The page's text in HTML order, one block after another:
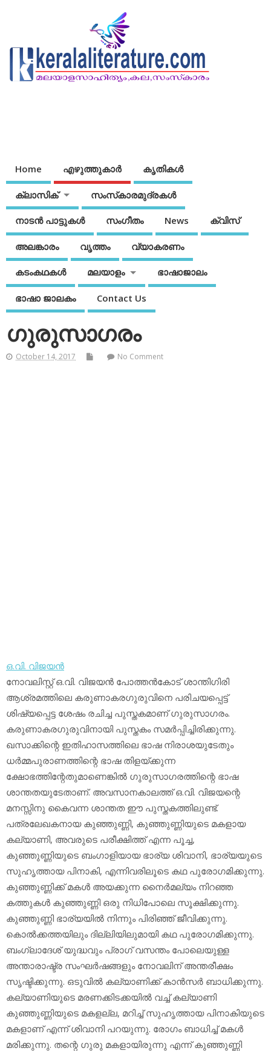
Home എഴുത്തുകാര്‍ കൃതികൾ
ക്ലാസിക് സംസ്‌കാരമുദ്രകള്‍
നാടന്‍ പാട്ടുകള്‍ സംഗീതം News ക്വിസ്
അലങ്കാരം വൃത്തം വ്യാകരണം
കടംകഥകള്‍ മലയാളം ഭാഷാജാലം
ഭാഷാ ജാലകം Contact Us
ഗുരുസാഗരം
October 14, 2017 No Comment
ഒ.വി. വിജയന്‍
നോവലിസ്റ്റ് ഒ.വി. വിജയന്‍ പോത്തന്‍കോട് ശാന്തിഗിരി
ആശ്രമത്തിലെ കരുണാകരഗുരുവിനെ പരിചയപ്പെട്ട്
ശിഷ്യപ്പെട്ട ശേഷം രചിച്ച പുസ്തകമാണ് ഗുരുസാഗരം.
കരുണാകരഗുരുവിനായി പുസ്തകം സമര്‍പ്പിച്ചിരിക്കുന്നു.
ഖസാക്കിന്റെ ഇതിഹാസത്തിലെ ഭാഷ നിരാശയുടേതും
ധര്‍മ്മപുരാണത്തിന്റെ ഭാഷ തിളയ്ക്കുന്ന
ക്ഷോഭത്തിന്റേതുമാണെങ്കില്‍ ഗുരുസാഗരത്തിന്റെ ഭാഷ
ശാന്തതയുടേതാണ്. അവസാനകാലത്ത് ഒ.വി. വിജയന്റെ
മനസ്സിനു കൈവന്ന ശാന്തത ഈ പുസ്തകത്തിലുണ്ട്.
പത്രലേഖകനായ കുഞ്ഞുണ്ണി, കുഞ്ഞുണ്ണിയുടെ മകളായ
കല്യാണി, അവരുടെ പരീക്ഷിത്ത് എന്ന പൂച്ച,
കുഞ്ഞുണ്ണിയുടെ ബംഗാളിയായ ഭാര്യ ശിവാനി, ഭാര്യയുടെ
സുഹൃത്തായ പിനാകി, എന്നിവരിലൂടെ കഥ പുരോഗമിക്കുന്നു.
കുഞ്ഞുണ്ണിക്ക് മകള്‍ അയക്കുന്ന നൈര്‍മല്യം നിറഞ്ഞ
കത്തുകള്‍ കുഞ്ഞുണ്ണി ഒരു നിധിപോലെ സൂക്ഷിക്കുന്നു.
കുഞ്ഞുണ്ണി ഭാര്യയില്‍ നിന്നും പിരിഞ്ഞ് ജീവിക്കുന്നു.
കൊല്‍ക്കത്തയിലും ദില്ലിയിലുമായി കഥ പുരോഗമിക്കുന്നു.
ബംഗ്ലാദേശ് യുദ്ധവും പ്രാഗ് വസന്തം പോലെയുള്ള
അന്താരാഷ്ട്ര സംഘര്‍ഷങ്ങളും നോവലിന് അന്തരീക്ഷം
സൃഷ്ടിക്കുന്നു. ഒടുവില്‍ കല്യാണിക്ക് കാന്‍സര്‍ ബാധിക്കുന്നു.
കല്യാണിയുടെ മരണക്കിടക്കയില്‍ വച്ച് കല്യാണി
കുഞ്ഞുണ്ണിയുടെ മകളല്ല, മറിച്ച് സുഹൃത്തായ പിനാകിയുടെ
മകളാണ് എന്ന് ശിവാനി പറയുന്നു. രോഗം ബാധിച്ച് മകള്‍
മരിക്കുന്നു. തന്റെ ഗുരു മകളായിരുന്നു എന്ന് കുഞ്ഞുണ്ണി